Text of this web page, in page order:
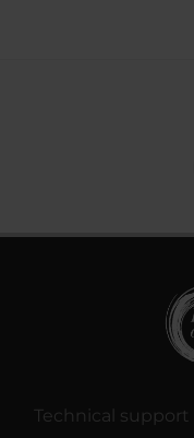
Technical support